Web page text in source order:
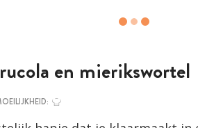
en mierikswortel